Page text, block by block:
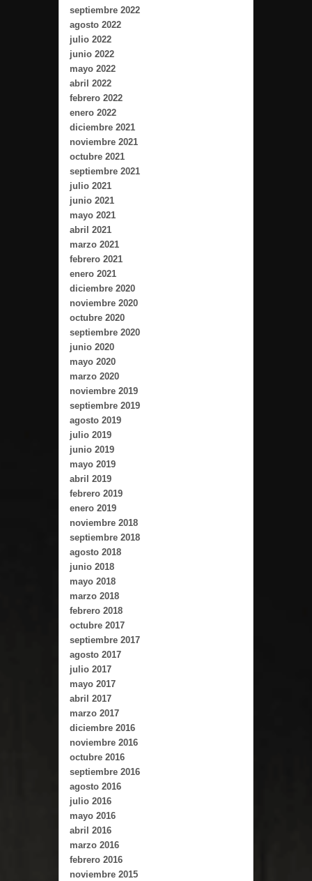
septiembre 2022
agosto 2022
julio 2022
junio 2022
mayo 2022
abril 2022
febrero 2022
enero 2022
diciembre 2021
noviembre 2021
octubre 2021
septiembre 2021
julio 2021
junio 2021
mayo 2021
abril 2021
marzo 2021
febrero 2021
enero 2021
diciembre 2020
noviembre 2020
octubre 2020
septiembre 2020
junio 2020
mayo 2020
marzo 2020
noviembre 2019
septiembre 2019
agosto 2019
julio 2019
junio 2019
mayo 2019
abril 2019
febrero 2019
enero 2019
noviembre 2018
septiembre 2018
agosto 2018
junio 2018
mayo 2018
marzo 2018
febrero 2018
octubre 2017
septiembre 2017
agosto 2017
julio 2017
mayo 2017
abril 2017
marzo 2017
diciembre 2016
noviembre 2016
octubre 2016
septiembre 2016
agosto 2016
julio 2016
mayo 2016
abril 2016
marzo 2016
febrero 2016
noviembre 2015